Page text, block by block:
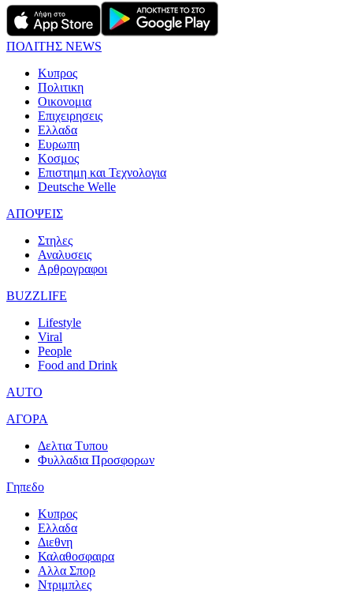
ΠΟΛΙΤΗΣ NEWS
Κυπρος
Πολιτικη
Οικονομια
Επιχειρησεις
Ελλαδα
Ευρωπη
Κοσμος
Επιστημη και Τεχνολογια
Deutsche Welle
ΑΠΟΨΕΙΣ
Στηλες
Αναλυσεις
Αρθρογραφοι
BUZZLIFE
Lifestyle
Viral
People
Food and Drink
AUTO
ΑΓΟΡΑ
Δελτια Τυπου
Φυλλαδια Προσφορων
Γηπεδο
Κυπρος
Ελλαδα
Διεθνη
Καλαθοσφαιρα
Αλλα Σπορ
Ντριμπλες